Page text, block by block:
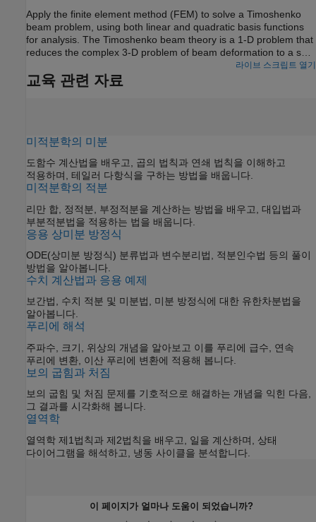
Apply the finite element method (FEM) to solve a Timoshenko
beam problem, using both linear and quadratic basis functions
for analysis. The Timoshenko beam theory is a 1-D problem that
reduces the complex 3-D problem of beam deformation to a set
of 1-D differential equations along the length of the beam. In
contrast to the Euler–Bernoulli beam theory, which does not
consider shear deformation, the Timoshenko beam theory
be neglected. Using a cantilever beam and a beam fixed at both
Timoshenko beam problem and compares them with the FEM
solutions.
라이브 스크립트 열기
교육 관련 자료
미적분학의 미분
도함수 계산법을 배우고, 곱의 법칙과 연쇄 법칙을 이해하고
적용하며, 테일러 다항식을 구하는 방법을 배웁니다.
미적분학의 적분
리만 합, 정적분, 부정적분을 계산하는 방법을 배우고, 대입법과
부분적분법을 적용하는 법을 배웁니다.
응용 상미분 방정식
ODE(상미분 방정식) 분류법과 변수분리법, 적분인수법 등의 풀이
방법을 알아봅니다.
수치 계산법과 응용 예제
보간법, 수치 적분 및 미분법, 미분 방정식에 대한 유한차분법을
알아봅니다.
푸리에 해석
주파수, 크기, 위상의 개념을 알아보고 이를 푸리에 급수, 연속
푸리에 변환, 이산 푸리에 변환에 적용해 봅니다.
보의 굽힘과 처짐
보의 굽힘 및 처짐 문제를 기호적으로 해결하는 개념을 익힌 다음,
그 결과를 시각화해 봅니다.
열역학
열역학 제1법칙과 제2법칙을 배우고, 일을 계산하며, 상태
다이어그램을 해석하고, 냉동 사이클을 분석합니다.
이 페이지가 얼마나 도움이 되었습니까?